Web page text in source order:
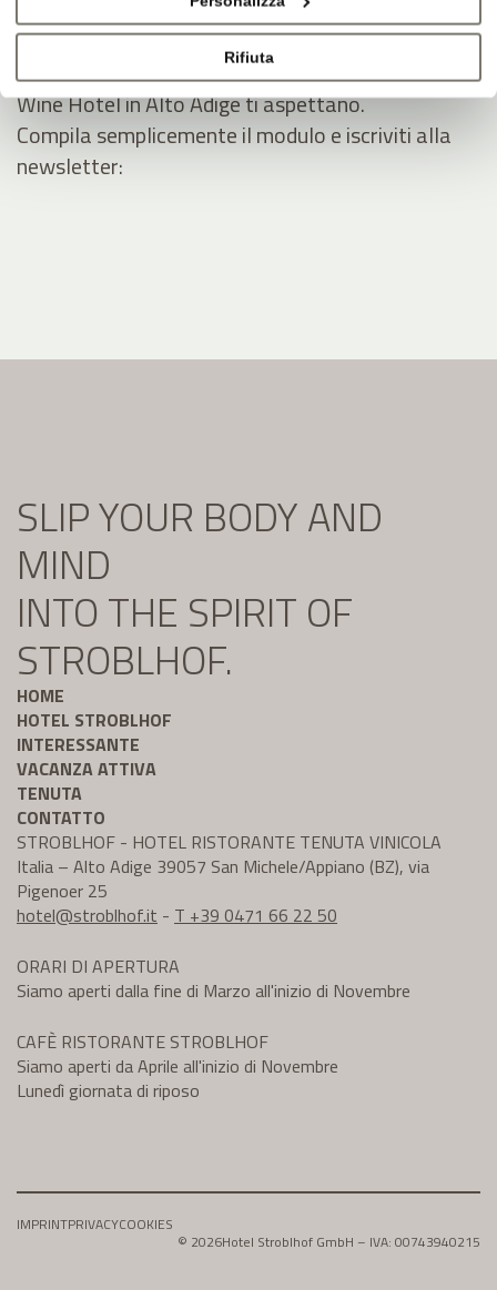
Rifiuta
Sii tra i primi a ricevere notizie dallo Stroblhof.
Offerte esclusive e aggiornamenti dal nostro
Wine Hotel in Alto Adige ti aspettano.
Compila semplicemente il modulo e iscriviti alla
newsletter:
SLIP YOUR BODY AND
MIND
INTO THE SPIRIT OF
STROBLHOF.
HOME
HOTEL STROBLHOF
INTERESSANTE
VACANZA ATTIVA
TENUTA
CONTATTO
STROBLHOF - HOTEL RISTORANTE TENUTA VINICOLA
Italia – Alto Adige 39057 San Michele/Appiano (BZ), via
Pigenoer 25
hotel@stroblhof.it - T +39 0471 66 22 50
ORARI DI APERTURA
Siamo aperti dalla fine di Marzo all'inizio di Novembre
CAFÈ RISTORANTE STROBLHOF
Siamo aperti da Aprile all'inizio di Novembre
Lunedì giornata di riposo
IMPRINTPRIVACYCOOKIES
© 2026Hotel Stroblhof GmbH – IVA: 00743940215